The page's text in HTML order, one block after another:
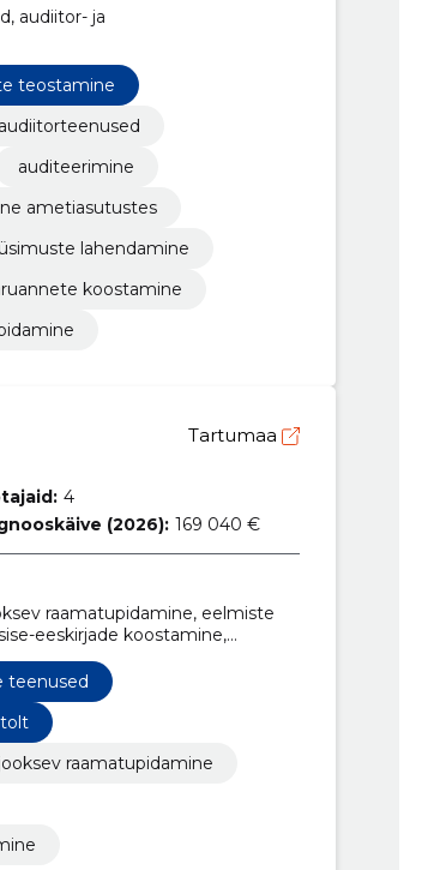
audiitor- ja
teostamine
audiitorteenused
auditeerimine
ametiasutustes
lahendamine
koostamine
Tartumaa
4
(2026): 169 040 €
raamatupidamine, eelmiste
eeskirjade koostamine,
ja laekumiste
komandeeringu- ja
mahakandmine,
teenused
jooksev raamatupidamine